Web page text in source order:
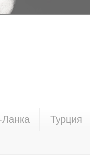
Турция